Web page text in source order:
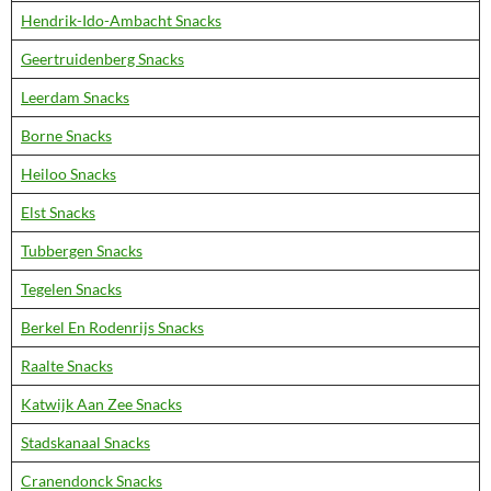
Hendrik-Ido-Ambacht Snacks
Geertruidenberg Snacks
Leerdam Snacks
Borne Snacks
Heiloo Snacks
Elst Snacks
Tubbergen Snacks
Tegelen Snacks
Berkel En Rodenrijs Snacks
Raalte Snacks
Katwijk Aan Zee Snacks
Stadskanaal Snacks
Cranendonck Snacks